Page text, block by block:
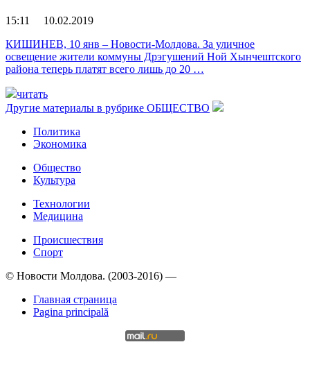
15:11 10.02.2019
КИШИНЕВ, 10 янв – Новости-Молдова. За уличное
освещение жители коммуны Дрэгушений Ной Хынчештского
района теперь платят всего лишь до 20 …
читать
Другие материалы в рубрике ОБЩЕСТВО
Политика
Экономика
Общество
Культура
Технологии
Медицина
Происшествия
Спорт
© Новости Молдова. (2003-2016) —
Главная страница
Pagina principală